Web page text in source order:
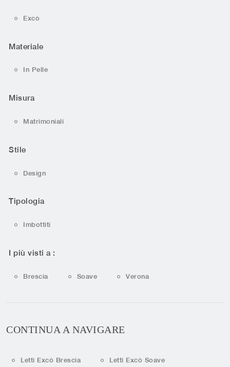
Excò
Materiale
In Pelle
Misura
Matrimoniali
Stile
Design
Tipologia
Imbottiti
I più visti a :
Brescia Soave Verona
CONTINUA A NAVIGARE
Letti Excò Brescia Letti Excò Soave